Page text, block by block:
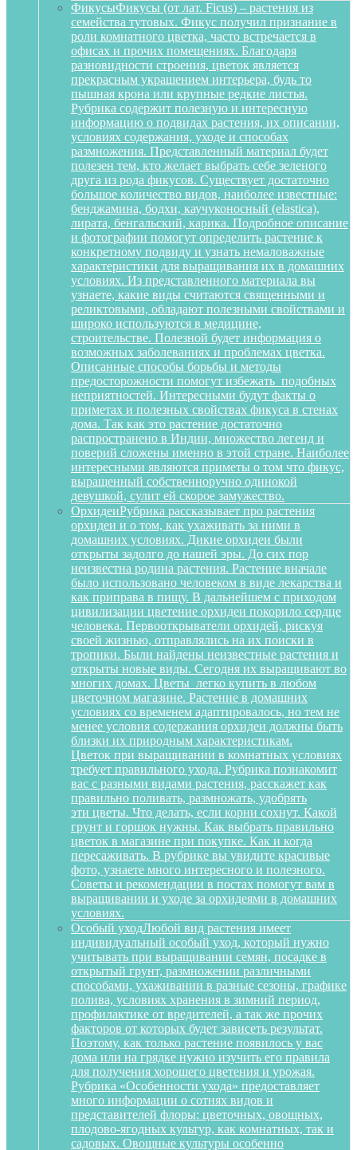
ФикусыФикусы (от лат. Ficus) – растения из
семейства тутовых. Фикус получил признание в
роли комнатного цветка, часто встречается в
офисах и прочих помещениях. Благодаря
разновидности строения, цветок является
прекрасным украшением интерьера, будь то
пышная крона или крупные редкие листья.
Рубрика содержит полезную и интересную
информацию о подвидах растения, их описании,
условиях содержания, уходе и способах
размножения. Представленный материал будет
полезен тем, кто желает выбрать себе зеленого
друга из рода фикусов. Существует достаточно
большое количество видов, наиболее известные:
бенджамина, бодхи, каучуконосный (elastica),
лирата, бенгальский, карика. Подробное описание
и фотографии помогут определить растение к
конкретному подвиду и узнать немаловажные
характеристики для выращивания их в домашних
условиях. Из представленного материала вы
узнаете, какие виды считаются священными и
реликтовыми, обладают полезными свойствами и
широко используются в медицине,
строительстве. Полезной будет информация о
возможных заболеваниях и проблемах цветка.
Описанные способы борьбы и методы
предосторожности помогут избежать подобных
неприятностей. Интересными будут факты о
приметах и полезных свойствах фикуса в стенах
дома. Так как это растение достаточно
распространено в Индии, множество легенд и
поверий сложены именно в этой стране. Наиболее
интересными являются приметы о том что фикус,
выращенный собственноручно одинокой
девушкой, сулит ей скорое замужество.
ОрхидеиРубрика рассказывает про растения
орхидеи и о том, как ухаживать за ними в
домашних условиях. Дикие орхидеи были
открыты задолго до нашей эры. До сих пор
неизвестна родина растения. Растение вначале
было использовано человеком в виде лекарства и
как приправа в пищу. В дальнейшем с приходом
цивилизации цветение орхидеи покорило сердце
человека. Первооткрыватели орхидей, рискуя
своей жизнью, отправлялись на их поиски в
тропики. Были найдены неизвестные растения и
открыты новые виды. Сегодня их выращивают во
многих домах. Цветы легко купить в любом
цветочном магазине. Растение в домашних
условиях со временем адаптировалось, но тем не
менее условия содержания орхидеи должны быть
близки их природным характеристикам.
Цветок при выращивании в комнатных условиях
требует правильного ухода. Рубрика познакомит
вас с разными видами растения, расскажет как
правильно поливать, размножать, удобрять
эти цветы. Что делать, если корни сохнут. Какой
грунт и горшок нужны. Как выбрать правильно
цветок в магазине при покупке. Как и когда
пересаживать. В рубрике вы увидите красивые
фото, узнаете много интересного и полезного.
Советы и рекомендации в постах помогут вам в
выращивании и уходе за орхидеями в домашних
условиях.
Особый уходЛюбой вид растения имеет
индивидуальный особый уход, который нужно
учитывать при выращивании семян, посадке в
открытый грунт, размножении различными
способами, ухаживании в разные сезоны, графике
полива, условиях хранения в зимний период,
профилактике от вредителей, а так же прочих
факторов от которых будет зависеть результат.
Поэтому, как только растение появилось у вас
дома или на грядке нужно изучить его правила
для получения хорошего цветения и урожая.
Рубрика «Особенности ухода» предоставляет
много информации о сотнях видов и
представителей флоры: цветочных, овощных,
плодово-ягодных культур, как комнатных, так и
садовых. Овощные культуры особенно